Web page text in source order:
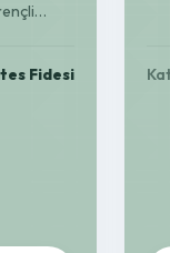
Fidesi